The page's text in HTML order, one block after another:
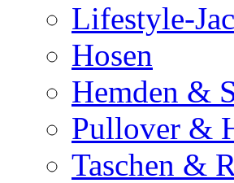
Lifestyle-
Hosen
Hemden &
Pullover &
Taschen &